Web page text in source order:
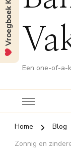
Een one-of-a-
Home Blog
Zonnig en